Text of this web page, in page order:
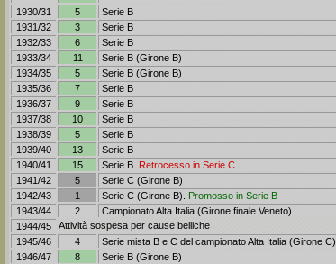
1930/31
5
Serie B
1931/32
3
Serie B
1932/33
6
Serie B
1933/34
11
Serie B (Girone B)
1934/35
5
Serie B (Girone B)
1935/36
7
Serie B
1936/37
9
Serie B
1937/38
10
Serie B
1938/39
5
Serie B
1939/40
13
Serie B
1940/41
15 Serie B. Retrocesso in Serie C
1941/42
5
Serie C (Girone B)
1942/43
1 Serie C (Girone B). Promosso in Serie B
1943/44
2
Campionato Alta Italia (Girone finale Veneto)
1944/45
Attività sospesa per cause belliche
1945/46
4
Serie mista B e C del campionato Alta Italia (Girone C)
1946/47
8
Serie B (Girone B)